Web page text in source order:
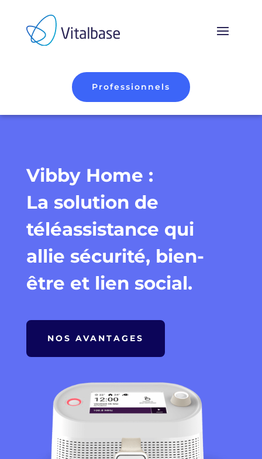
Professionnels
Vibby Home :
La solution de
téléassistance qui
allie sécurité, bien-
être et lien social.
NOS AVANTAGES